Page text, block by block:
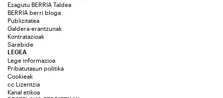
Ezagutu BERRIA Taldea
BERRIA berri bloga
Publizitatea
Galdera-erantzunak
Kontratazioak
Sarebide
LEGEA
Lege informazioa
Pribatutasun politika
Cookieak
cc Lizentzia
Kanal etikoa